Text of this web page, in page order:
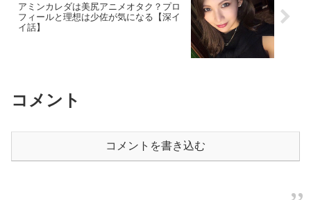
アミンカレダは美尻アニメオタク？プロ
フィールと理想は少佐が気になる【深イ
イ話】
コメント
コメントを書き込む